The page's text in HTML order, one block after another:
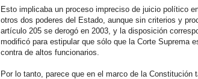
Esto implicaba un proceso impreciso de juicio político
otros dos poderes del Estado, aunque sin criterios y
artículo 205 se derogó en 2003, y la disposición
modificó para estipular que sólo que la Corte Suprema
contra de altos funcionarios.
Por lo tanto, parece que en el marco de la Constitución